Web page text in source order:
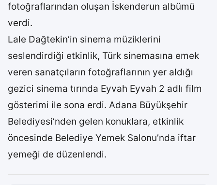
fotoğraflarından oluşan İskenderun albümü
verdi.
Lale Dağtekin’in sinema müziklerini
seslendirdiği etkinlik, Türk sinemasına emek
veren sanatçıların fotoğraflarının yer aldığı
gezici sinema tırında Eyvah Eyvah 2 adlı film
gösterimi ile sona erdi. Adana Büyükşehir
Belediyesi’nden gelen konuklara, etkinlik
öncesinde Belediye Yemek Salonu’nda iftar
yemeği de düzenlendi.